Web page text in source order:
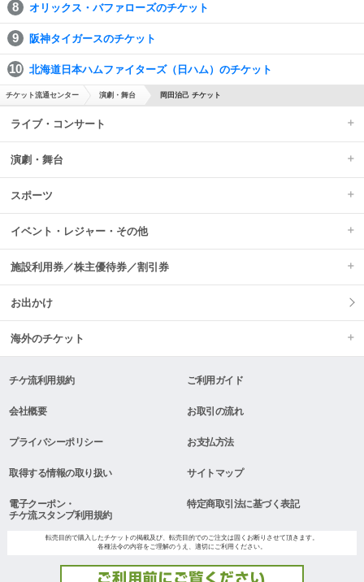
オリックス・バファローズのチケット
阪神タイガースのチケット
北海道日本ハムファイターズ（日ハム）のチケット
チケット流通センター 演劇・舞台 岡田治己 チケット
ライブ・コンサート
演劇・舞台
スポーツ
イベント・レジャー・その他
施設利用券／株主優待券／割引券
お出かけ
海外のチケット
チケ流利用規約 ご利用ガイド
会社概要 お取引の流れ
プライバシーポリシー お支払方法
取得する情報の取り扱い サイトマップ
電子クーポン・
チケ流スタンプ利用規約
特定商取引法に基づく表記
転売目的で購入したチケットの掲載及び、転売目的でのご注文は固くお断りさせて頂きます。
各種法令の内容をご理解のうえ、適切にご利用ください。